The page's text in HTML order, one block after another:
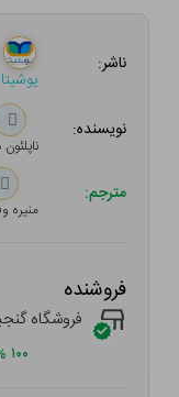
ناشر:
یوشیتا
نویسنده:
مترجم:
منیره
فروشنده
فروشگاه
۱۰۰